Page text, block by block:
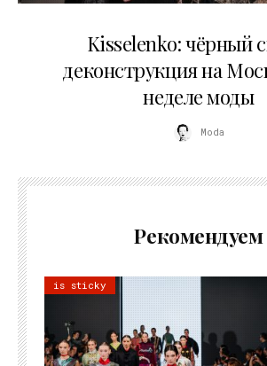
Kisselenko: чёрный
деконструкция на
неделе моды
Moda
Рекомендуем
is sticky